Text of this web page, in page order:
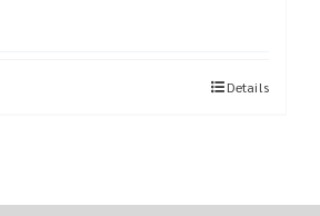
Details